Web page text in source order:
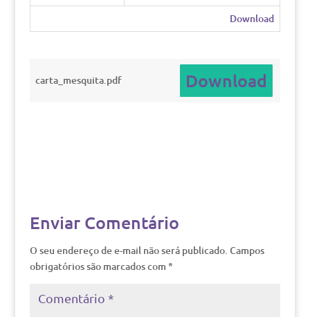
Download
carta_mesquita.pdf Download
Enviar Comentário
O seu endereço de e-mail não será publicado. Campos
obrigatórios são marcados com *